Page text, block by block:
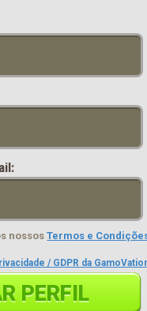
nossosTermos e
/ GDPR da
PERFIL